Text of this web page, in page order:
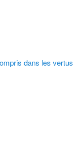
dans les vertus